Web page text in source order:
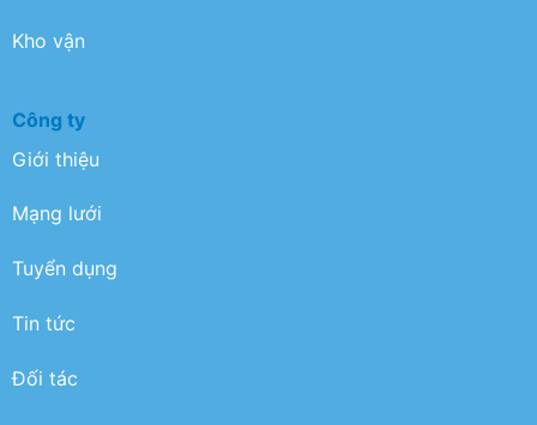
Kho vận
Công ty
Giới thiệu
Mạng lưới
Tuyển dụng
Tin tức
Đối tác